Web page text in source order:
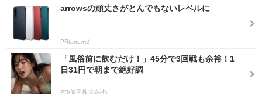
arrowsの頑丈さがとんでもないレベルに
PR(arrows)
「風俗前に飲むだけ！」45分で3回戦も余裕！1
日31円で朝まで絶好調
PR(健商株式会社)